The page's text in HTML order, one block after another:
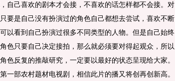
自己喜欢的剧本才会接，不喜欢的话怎样都不会接。对
要是自己没有扮演过的角色自己都想去尝试，喜欢不断
以看到自己扮演过很多不同类型的人物。但是自己始终
色只要自己决定接拍，那么就必须要对得起观众，所以
色反复的推敲研究，一定要以最好的状态呈现给大家。
一部农村题材电视剧，相信此片的播又将创再创新高。